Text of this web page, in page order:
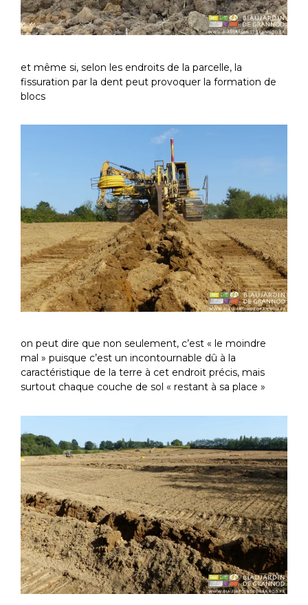
et même si, selon les endroits de la parcelle, la
fissuration par la dent peut provoquer la formation de
blocs
on peut dire que non seulement, c’est « le moindre
mal » puisque c’est un incontournable dû à la
caractéristique de la terre à cet endroit précis, mais
surtout chaque couche de sol « restant à sa place »